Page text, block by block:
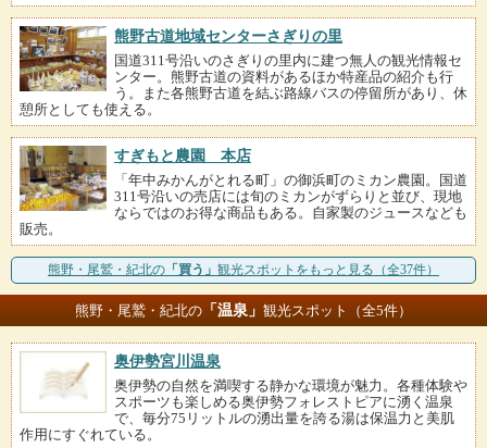
熊野古道地域センターさぎりの里
国道311号沿いのさぎりの里内に建つ無人の観光情報セ
ンター。熊野古道の資料があるほか特産品の紹介も行
う。また各熊野古道を結ぶ路線バスの停留所があり、休
憩所としても使える。
すぎもと農園 本店
「年中みかんがとれる町」の御浜町のミカン農園。国道
311号沿いの売店には旬のミカンがずらりと並び、現地
ならではのお得な商品もある。自家製のジュースなども
販売。
熊野・尾鷲・紀北の 「買う」 観光スポットをもっと見る（全37件）
熊野・尾鷲・紀北の 「温泉」 観光スポット（全5件）
奥伊勢宮川温泉
奥伊勢の自然を満喫する静かな環境が魅力。各種体験や
スポーツも楽しめる奥伊勢フォレストピアに湧く温泉
で、毎分75リットルの湧出量を誇る湯は保温力と美肌
作用にすぐれている。